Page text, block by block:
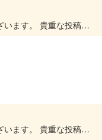
いつもキッズユーエスランド 大阪泉佐野店をご利用頂き誠にありがとうございます。 貴重な投稿を頂きありがとうございます。 大変嬉しいお言葉をいただき、スタッフ一同、とても励みになります。...
いつもキッズユーエスランド 大阪泉佐野店をご利用頂き誠にありがとうございます。 貴重な投稿を頂きありがとうございます。 今後もたくさんのお客様にご来店頂けるよう努めて参ります。 また...